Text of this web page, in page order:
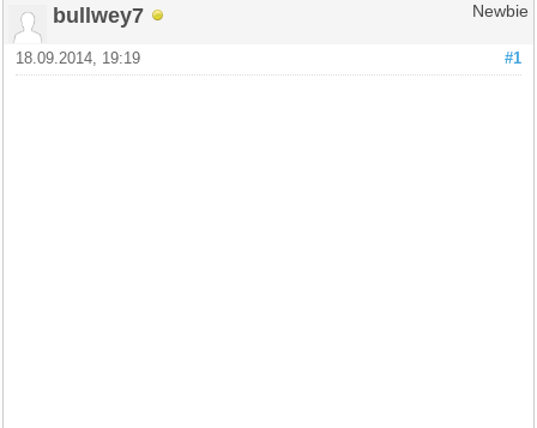
bullwey7 Newbie
#1
18.09.2014, 19:19